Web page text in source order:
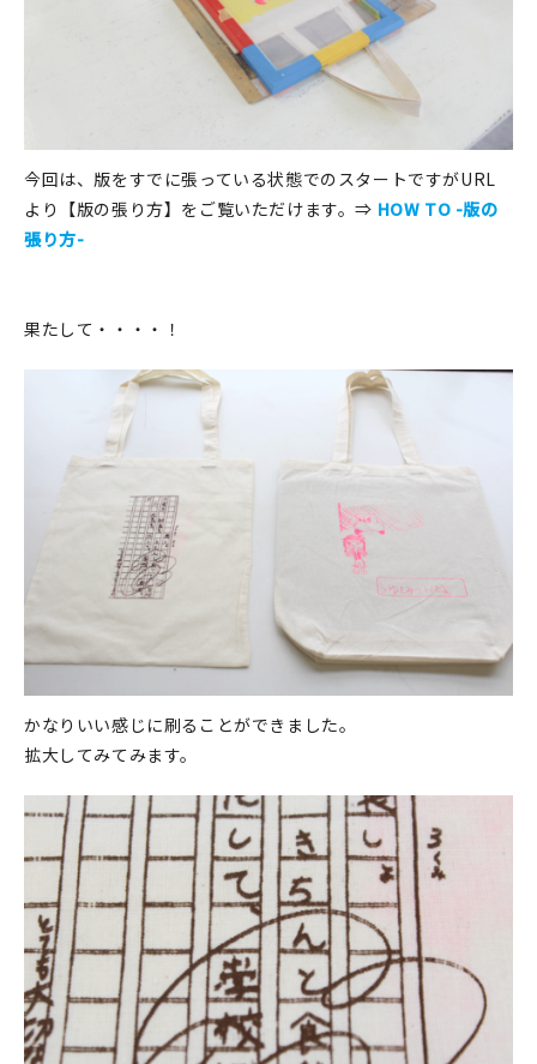
今回は、版をすでに張っている状態でのスタートですがURL
より【版の張り方】をご覧いただけます。⇒ HOW TO -版の
張り方-
果たして・・・・！
かなりいい感じに刷ることができました。
拡大してみてみます。